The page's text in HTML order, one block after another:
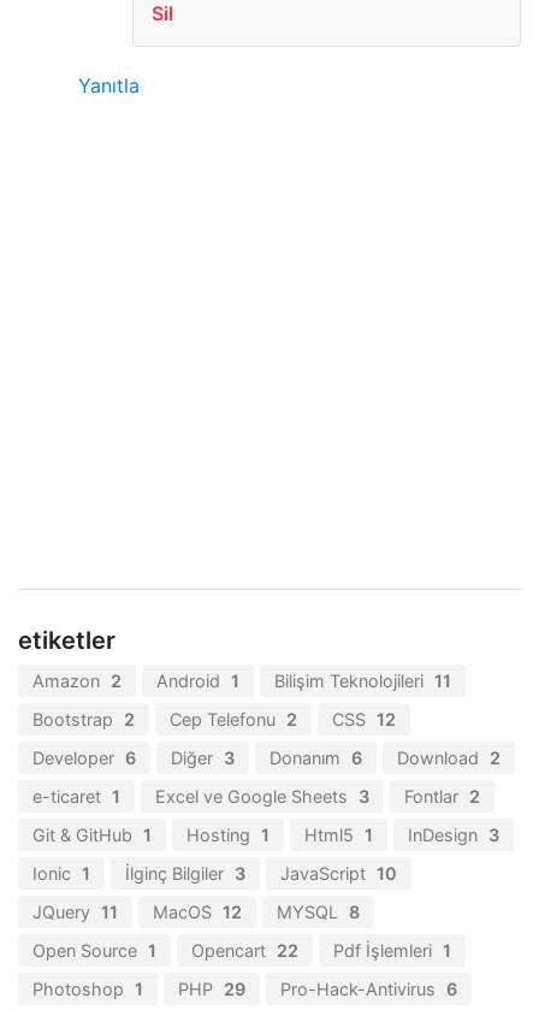
Sil
Yanıtla
etiketler
Amazon 2 Android 1 Bilişim Teknolojileri 11
Bootstrap
2 Cep Telefonu 2 CSS 12
Developer 6 Diğer 3 Donanım 6 Download
2
e-ticaret 1 Excel ve Google Sheets 3 Fontlar 2
Git & GitHub 1 Hosting 1 Html5 1 InDesign 3
Ionic 1 İlginç Bilgiler 3 JavaScript 10
JQuery 11 MacOS 12 MYSQL
8
Open Source 1 Opencart 22 Pdf İşlemleri 1
Photoshop 1 PHP 29 Pro-Hack-Antivirus 6